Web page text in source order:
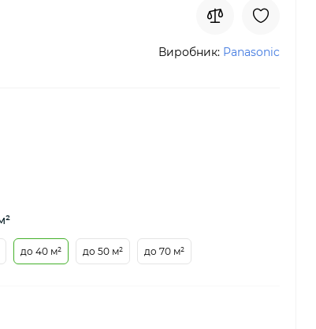
Виробник: Panasonic
до 40 м² до 50 м² до 70 м²